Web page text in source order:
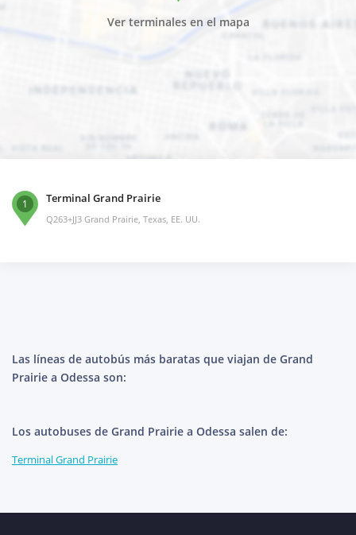
Ver terminales en el mapa
1 Terminal Grand Prairie
Q263+JJ3 Grand Prairie, Texas, EE. UU.
Las líneas de autobús más baratas que viajan de Grand
Prairie a Odessa son:
Los autobuses de Grand Prairie a Odessa salen de:
Terminal Grand Prairie